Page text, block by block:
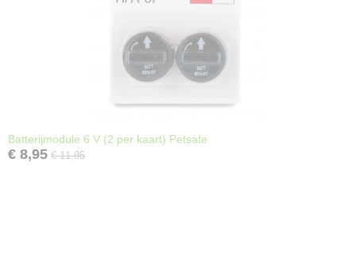
Batterijmodule 6 V (2 per kaart) Petsafe
€ 8,95 € 11,95